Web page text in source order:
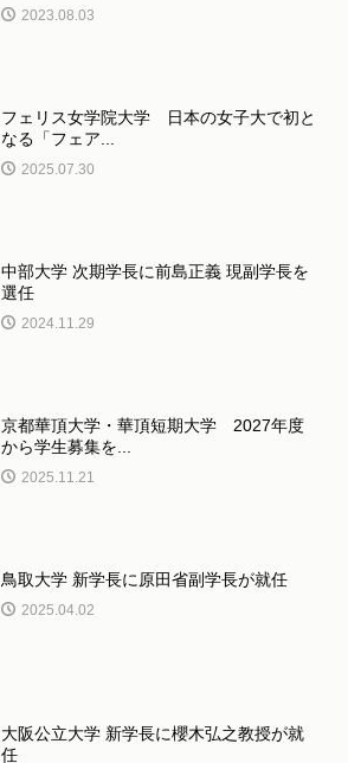
2023.08.03
フェリス女学院大学 日本の女子大で初と
なる「フェア...
2025.07.30
中部大学 次期学長に前島正義 現副学長を
選任
2024.11.29
京都華頂大学・華頂短期大学 2027年度
から学生募集を...
2025.11.21
鳥取大学 新学長に原田省副学長が就任
2025.04.02
大阪公立大学 新学長に櫻木弘之教授が就
任